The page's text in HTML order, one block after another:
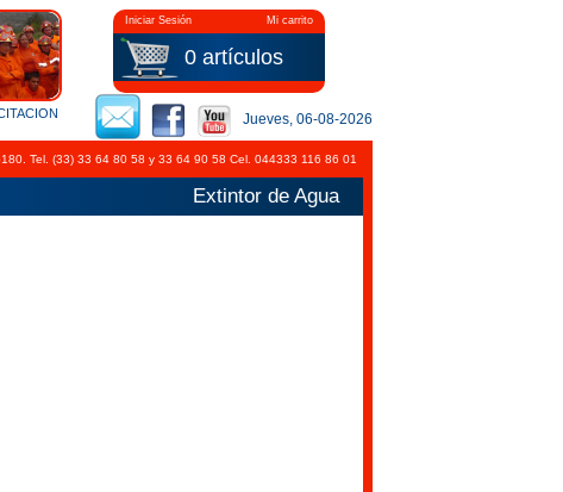
Iniciar Sesión Mi carrito
0 artículos
Jueves, 06-08-2026
Tel. (33) 33 64 80 58 y 33 64 90 58 Cel. 044333 116 86 01
Extintor de Agua